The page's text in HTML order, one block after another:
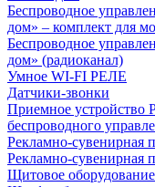
Беспроводное
дом» – комплект для
Беспроводное
дом» (радиоканал)
Умное WI-FI РЕЛЕ
Датчики-звонки
Приемное устройство
беспроводного
Рекламно-сувенирная
Рекламно-сувенирная
Щитовое оборудование